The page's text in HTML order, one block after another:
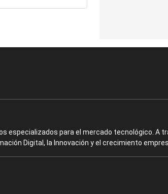
especializados para el mercado tecnológico. A
Digital, la Innovación y el crecimiento